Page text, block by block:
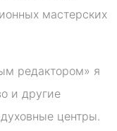
мастерских
редактором» я
и другие
центры.